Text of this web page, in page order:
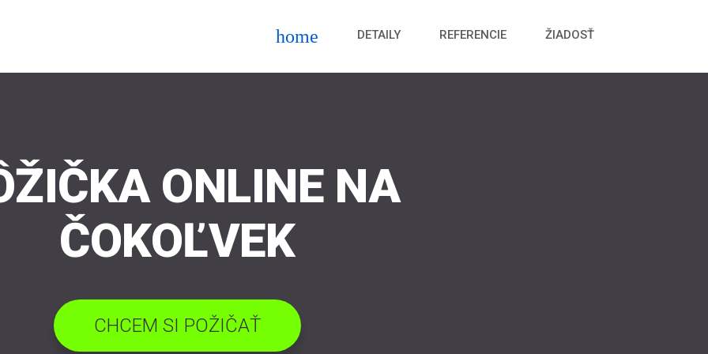
home DETAILY REFERENCIE ŽIADOSŤ
ONLINE NA
ČOKOĽVEK
CHCEM SI POŽIČAŤ